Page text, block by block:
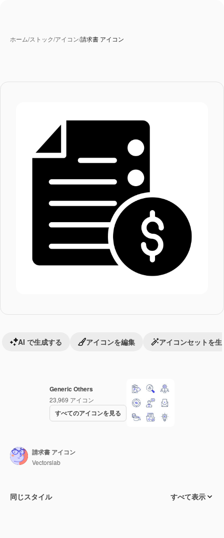
ホーム/ストック/アイコン/請求書 アイコン
Generic Others
23,969 アイコン
すべてのアイコンを見る
AI で生成する アイコンを編集 アイコンセットを生
請求書 アイコン
Vectorslab
同じスタイル すべて表示